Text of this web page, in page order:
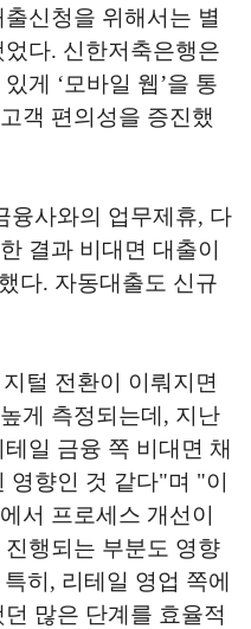
신청을 위해서는 별
다. 신한저축은행은
게 ‘모바일 웹’을 통
객 편의성을 증진했
융사와의 업무제휴, 다
결과 비대면 대출이
다. 자동대출도 신규
털 전환이 이뤄지면
게 측정되는데, 지난
일 금융 쪽 비대면 채
영향인 것 같다"며 "이
서 프로세스 개선이
행되는 부분도 영향
히, 리테일 영업 쪽에
많은 단계를 효율적